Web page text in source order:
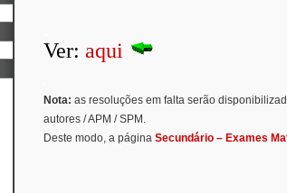
Ver: aqui
Nota: as resoluções em falta serão
autores / APM / SPM.
Deste modo, a página Secundário – Exames